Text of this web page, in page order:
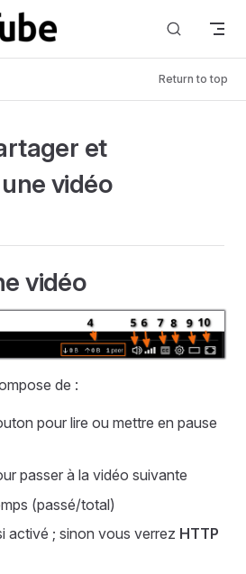
Return to top
et
vidéo
vidéo
de :
pour lire ou mettre en pause
passer à la vidéo suivante
(passé/total)
activé ; sinon vous verrez HTTP